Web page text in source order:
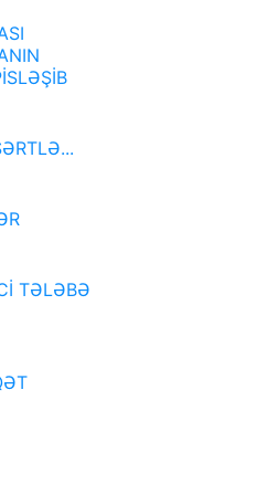
TƏLƏBƏ